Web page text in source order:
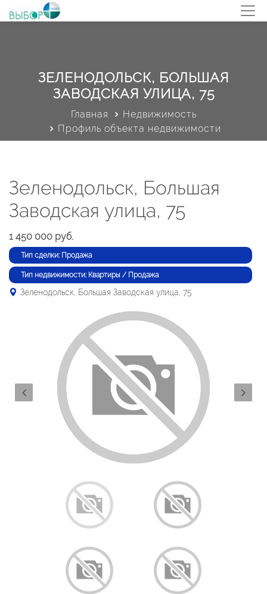
ЗЕЛЕНОДОЛЬСК, БОЛЬШАЯ
ЗАВОДСКАЯ УЛИЦА, 75
Главная
Недвижимость
Профиль объекта недвижимости
Зеленодольск, Большая
Заводская улица, 75
1 450 000 руб.
Тип сделки: Продажа
Тип недвижимости: Квартиры / Продажа
Зеленодольск, Большая Заводская улица, 75